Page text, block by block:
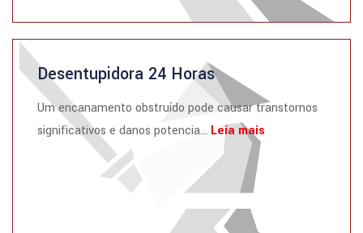
Desentupidora 24 Horas
Um encanamento obstruído pode causar transtornos
significativos e danos potencia... Leia mais